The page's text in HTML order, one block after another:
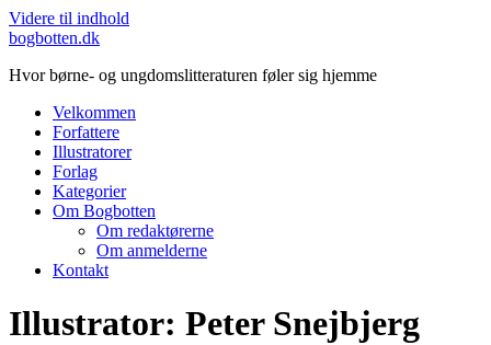
Videre til indhold
bogbotten.dk
Hvor børne- og ungdomslitteraturen føler sig hjemme
Velkommen
Forfattere
Illustratorer
Forlag
Kategorier
Om Bogbotten
Om redaktørerne
Om anmelderne
Kontakt
Illustrator: Peter Snejbjerg